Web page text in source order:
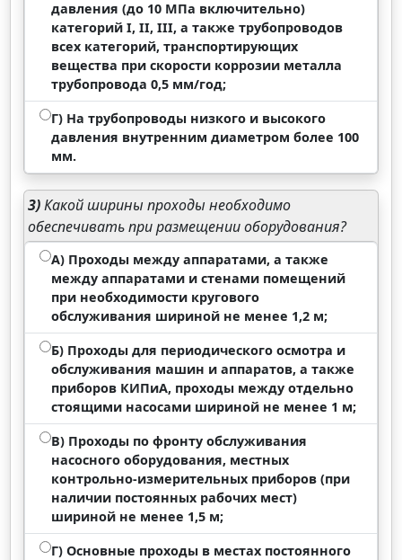
давления (до 10 МПа включительно)
категорий I, II, III, а также трубопроводов
всех категорий, транспортирующих
вещества при скорости коррозии металла
трубопровода 0,5 мм/год;
Г) На трубопроводы низкого и высокого
давления внутренним диаметром более 100
мм.
3)Какой ширины проходы необходимо
обеспечивать при размещении оборудования?
А) Проходы между аппаратами, а также
между аппаратами и стенами помещений
при необходимости кругового
обслуживания шириной не менее 1,2 м;
Б) Проходы для периодического осмотра и
обслуживания машин и аппаратов, а также
приборов КИПиА, проходы между отдельно
стоящими насосами шириной не менее 1 м;
В) Проходы по фронту обслуживания
насосного оборудования, местных
контрольно-измерительных приборов (при
наличии постоянных рабочих мест)
шириной не менее 1,5 м;
Г) Основные проходы в местах постоянного